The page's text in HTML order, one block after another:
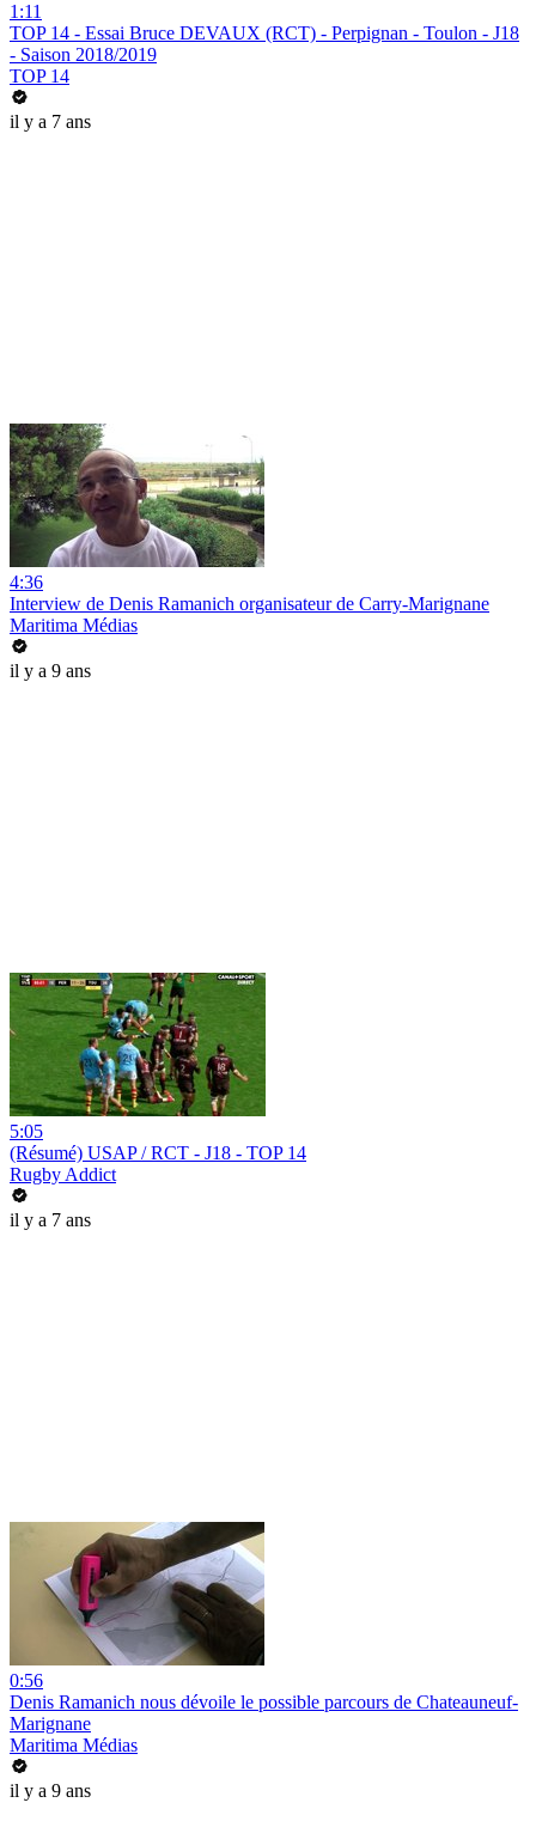
1:11
TOP 14 - Essai Bruce DEVAUX (RCT) - Perpignan - Toulon - J18
- Saison 2018/2019
TOP 14
il y a 7 ans
4:36
Interview de Denis Ramanich organisateur de Carry-Marignane
Maritima Médias
il y a 9 ans
5:05
(Résumé) USAP / RCT - J18 - TOP 14
Rugby Addict
il y a 7 ans
0:56
Denis Ramanich nous dévoile le possible parcours de Chateauneuf-
Marignane
Maritima Médias
il y a 9 ans